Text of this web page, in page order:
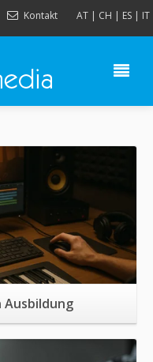
Kontakt AT| CH | ES| IT
Ausbildung